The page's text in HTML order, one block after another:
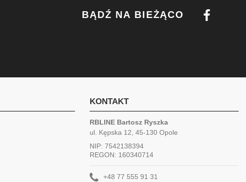
BĄDŹ NA BIEŻĄCO
KONTAKT
RBLINE Bartosz Ryszka
ul. Kępska 12, 45-130 Opole
NIP: 7542138394
REGON: 160340714
+48 77 555 91 31